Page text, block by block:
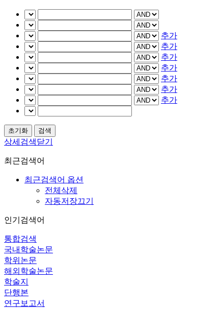
추가
추가
추가
추가
추가
추가
추가
상세검색닫기
최근검색어
최근검색어 옵션
전체삭제
자동저장끄기
인기검색어
통합검색
국내학술논문
학위논문
해외학술논문
학술지
단행본
연구보고서